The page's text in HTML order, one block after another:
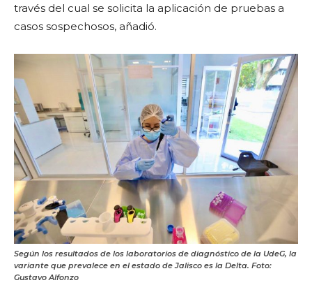
través del cual se solicita la aplicación de pruebas a
casos sospechosos, añadió.
Según los resultados de los laboratorios de diagnóstico de la UdeG, la
variante que prevalece en el estado de Jalisco es la Delta. Foto:
Gustavo Alfonzo